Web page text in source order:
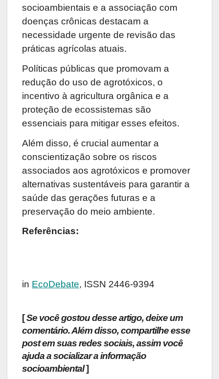
socioambientais e a associação com
doenças crônicas destacam a
necessidade urgente de revisão das
práticas agrícolas atuais.
Políticas públicas que promovam a
redução do uso de agrotóxicos, o
incentivo à agricultura orgânica e a
proteção de ecossistemas são
essenciais para mitigar esses efeitos.
Além disso, é crucial aumentar a
conscientização sobre os riscos
associados aos agrotóxicos e promover
alternativas sustentáveis para garantir a
saúde das gerações futuras e a
preservação do meio ambiente.
Referências:
in EcoDebate, ISSN 2446-9394
[Se você gostou desse artigo, deixe um
comentário. Além disso, compartilhe esse
post em suas redes sociais, assim você
ajuda a socializar a informação
socioambiental]